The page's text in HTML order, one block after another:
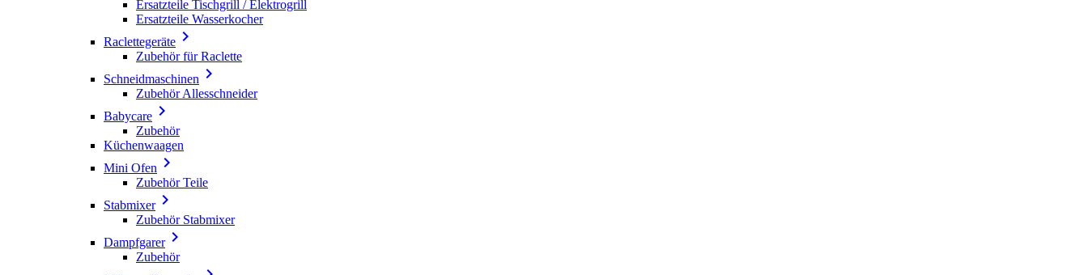
Ersatzteile Tischgrill / Elektrogrill
Ersatzteile Wasserkocher
Raclettegeräte 
Zubehör für Raclette
Schneidmaschinen 
Zubehör Allesschneider
Babycare 
Zubehör
Küchenwaagen
Mini Ofen 
Zubehör Teile
Stabmixer
Zubehör Stabmixer
Dampfgarer
Zubehör